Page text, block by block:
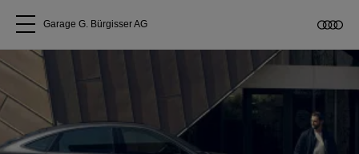
Alle Modelle
Über uns
Garage G. Bürgisser AG